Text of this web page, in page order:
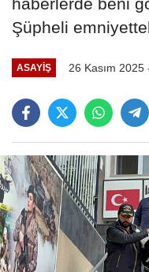
Şüpheli
ASAYIŞ 26 Kasım 2025